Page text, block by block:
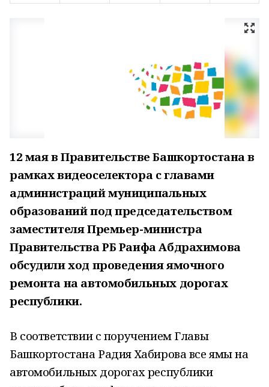
12 мая в Правительстве Башкортостана в
рамках видеоселектора с главами
администраций муниципальных
образований под председательством
заместителя Премьер-министра
Правительства РБ Раифа Абдрахимова
обсудили ход проведения ямочного
ремонта на автомобильных дорогах
республики.
В соответствии с поручением Главы
Башкортостана Радия Хабирова все ямы на
автомобильных дорогах республики